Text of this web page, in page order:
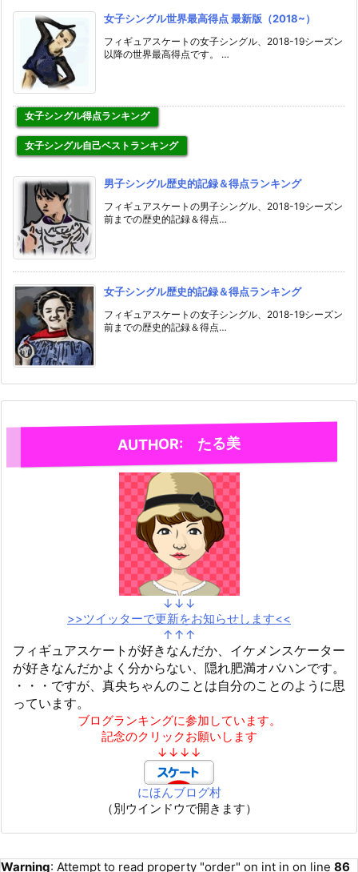
女子シングル世界最高得点 最新版（2018~）
フィギュアスケートの女子シングル、2018-19シーズン
以降の世界最高得点です。 …
女子シングル得点ランキング
女子シングル自己ベストランキング
男子シングル歴史的記録＆得点ランキング
フィギュアスケートの男子シングル、2018-19シーズン
前までの歴史的記録＆得点…
女子シングル歴史的記録＆得点ランキング
フィギュアスケートの女子シングル、2018-19シーズン
前までの歴史的記録＆得点…
AUTHOR: たる美
↓↓↓
>>ツイッターで更新をお知らせします<<
↑↑↑
フィギュアスケートが好きなんだか、イケメンスケーター
が好きなんだかよく分からない、隠れ肥満オバハンです。
・・・ですが、真央ちゃんのことは自分のことのように思
っています。
ブログランキングに参加しています。
記念のクリックお願いします
↓↓↓↓
にほんブログ村
（別ウインドウで開きます）
Warning: Attempt to read property "order" on int in on line 86